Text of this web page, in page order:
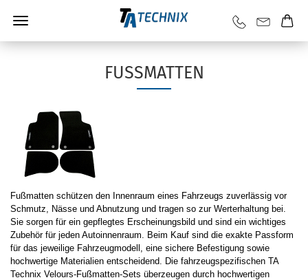
FUSSMATTEN
Fußmatten schützen den Innenraum eines Fahrzeugs zuverlässig vor
Schmutz, Nässe und Abnutzung und tragen so zur Werterhaltung bei.
Sie sorgen für ein gepflegtes Erscheinungsbild und sind ein wichtiges
Zubehör für jeden Autoinnenraum. Beim Kauf sind die exakte Passform
für das jeweilige Fahrzeugmodell, eine sichere Befestigung sowie
hochwertige Materialien entscheidend. Die fahrzeugspezifischen TA
Technix Velours-Fußmatten-Sets überzeugen durch hochwertigen